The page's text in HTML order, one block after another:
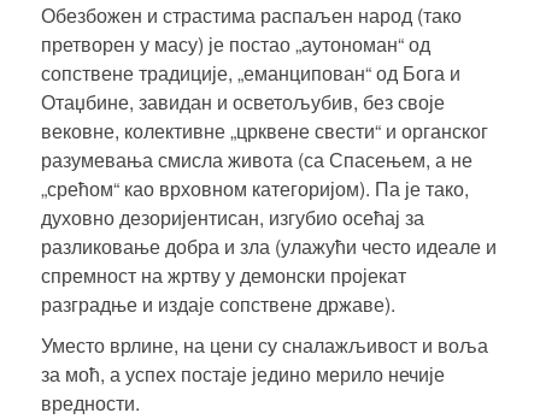
Обезбожен и страстима распаљен народ (тако
претворен у масу) је постао „аутономан“ од
сопствене традиције, „еманципован“ од Бога и
Отаџбине, завидан и осветољубив, без своје
вековне, колективне „црквене свести“ и органског
разумевања смисла живота (са Спасењем, а не
„срећом“ као врховном категоријом). Па је тако,
духовно дезоријентисан, изгубио осећај за
разликовање добра и зла (улажући често идеале и
спремност на жртву у демонски пројекат
разградње и издаје сопствене државе).
Уместо врлине, на цени су сналажљивост и воља
за моћ, а успех постаје једино мерило нечије
вредности.